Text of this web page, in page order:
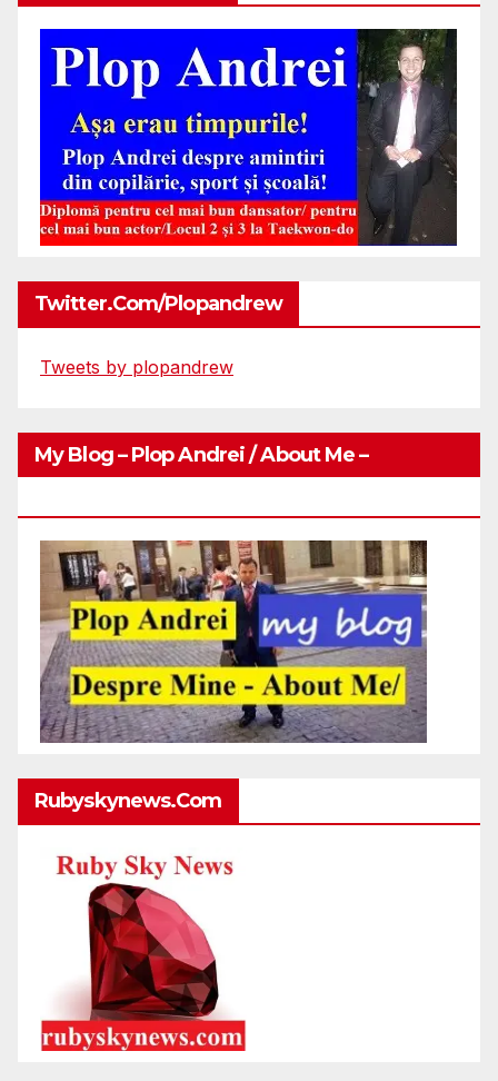
Twitter.com/plopandrew
Tweets by plopandrew
My Blog – Plop Andrei / About Me –
Rubyskynews.com